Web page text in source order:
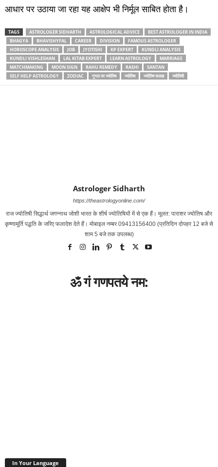
आधार पर उठाया जा रहा यह आक्षेप भी निर्मूल साबित होता है।
TAGS ASTROLOGER SIDHARTH ASTROLOGICAL ADVICE
BEST ASTROLOGER IN INDIA
BHAGYA
BHAVISHYFAL CAREER DIVISION
FAMOUS ASTROLOGER
HOROSCOPE ANALYSIS
JOB JYOTISHI KP EXPERT
KUNDLI ANALYSIS
KUNDLI VISHLESHAN
LAL KITAB EXPERT LEARN ASTROLOGY
MARRIAGE
MATCHMAKING
MOON SIGN RAHU REMEDY RASHI
SANTAN
SELF HELP ASTROLOGY
ZODIAC गूगल पर ज्‍योतिष ज्‍योतिष ज्‍योतिष सलाह ज्‍योतिषी
Astrologer Sidharth
https://theastrologyonline.com/
राज ज्‍योतिषी सिद्धार्थ जगन्‍नाथ जोशी भारत के शीर्ष ज्‍योतिषियों में से एक हैं। मूलत: पाराशर ज्‍योतिष और
कृष्‍णामूर्ति पद्धति के जरिए फलादेश देते हैं। मोबाइल नम्‍बर 09413156400 (प्रतिदिन दोपहर 12 बजे से
शाम 5 बजे तक उपलब्‍ध)
ॐ गं गणपतये नम:
In Your Language